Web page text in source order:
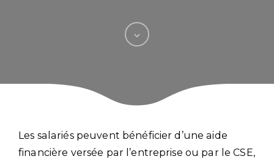
Les salariés peuvent bénéficier d’une aide
financière versée par l’entreprise ou par le CSE,